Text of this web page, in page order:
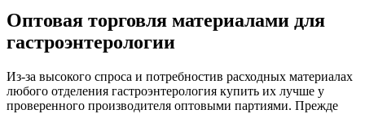
Оптовая торговля материалами для
гастроэнтерологии
Из-за высокого спроса и потребностив расходных материалах
любого отделения гастроэнтерология купить их лучше у
проверенного производителя оптовыми партиями. Прежде